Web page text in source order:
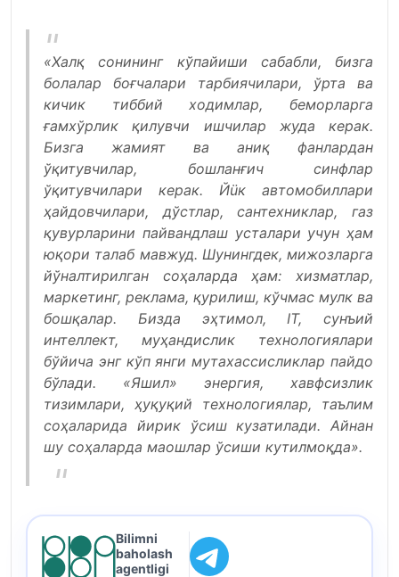
«Халқ сонининг кўпайиши сабабли, бизга
болалар боғчалари тарбиячилари, ўрта ва
кичик тиббий ходимлар, беморларга
ғамхўрлик қилувчи ишчилар жуда керак.
Бизга жамият ва аниқ фанлардан
ўқитувчилар, бошланғич синфлар
ўқитувчилари керак. Йüк автомобиллари
ҳайдовчилари, дўстлар, сантехниклар, газ
қувурларини пайвандлаш усталари учун ҳам
юқори талаб мавжуд. Шунингдек, мижозларга
йўналтирилган соҳаларда ҳам: хизматлар,
маркетинг, реклама, қурилиш, кўчмас мулк ва
бошқалар. Бизда эҳтимол, IТ, сунъий
интеллект, муҳандислик технологиялари
бўйича энг кўп янги мутахассисликлар пайдо
бўлади. «Яшил» энергия, хавфсизлик
тизимлари, ҳуқуқий технологиялар, таълим
соҳаларида йирик ўсиш кузатилади. Айнан
шу соҳаларда маошлар ўсиши кутилмоқда».
Bilimni
baholash
agentligi